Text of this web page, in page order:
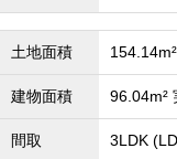
土地面積
建物面積 96.04m²
間取 3LDK
千葉市エリアの中古一戸
千葉市エリアのマンショ
千葉市エリアの土地
外房エリアの中古一戸建
外房エリアのマンション